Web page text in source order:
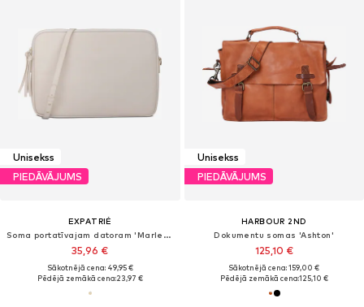
Unisekss
PIEDĀVĀJUMS
EXPATRIÉ
Soma portatīvajam datoram 'Marlene 13 Zoll'
35,96 €
Sākotnējā cena: 49,95 €
Pēdējā zemākā cena:23,97 €
Unisekss
PIEDĀVĀJUMS
HARBOUR 2ND
Dokumentu somas 'Ashton'
125,10 €
Sākotnējā cena: 159,00 €
Pēdējā zemākā cena:125,10 €